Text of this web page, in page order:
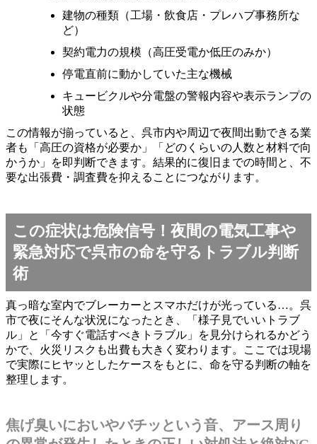
建物の種類（工場・飲食店・プレハブ事務所な
ど）
契約電力の規模（高圧受電か低圧のみか）
停電直前に動かしていた主な機械
キュービクルや分電盤の警報内容や表示ランプの
状態
この情報が揃っていると、呉市内や周辺で夜間出動できる業
者も「高圧の資格が必要か」「どのくらいの人数と材料で向
かうか」を即判断できます。結果的に復旧までの時間と、不
要な出張費・調査費を抑えることにつながります。
この症状は危険信号！夜間の電気工事や
緊急対応で呉市の命を守るトラブル判断
術
真っ暗な室内でブレーカーとスマホだけが光っている…。呉
市で夜にそんな状況になったとき、「様子見でいいトラブ
ル」と「今すぐ電話すべきトラブル」を見分けられるかどう
かで、火災リスクも出費も大きく変わります。ここでは現場
で実際にヒヤッとしたケースをもとに、命を守る判断の軸を
整理します。
焦げ臭いにおいやバチッという音、アース周り